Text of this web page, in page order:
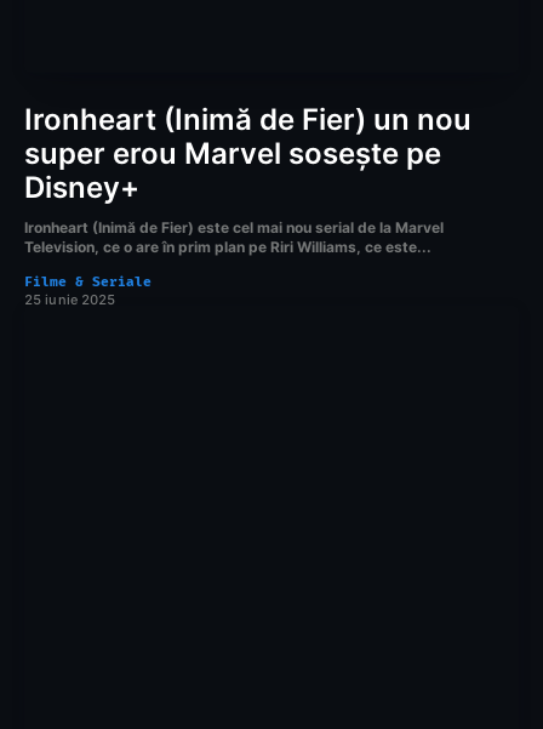
Ironheart (Inimă de Fier) un nou
super erou Marvel sosește pe
Disney+
Ironheart (Inimă de Fier) este cel mai nou serial de la Marvel
Television, ce o are în prim plan pe Riri Williams, ce este...
Filme & Seriale
25 iunie 2025